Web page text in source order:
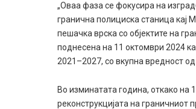
„Оваа фаза се фокусира на
гранична полициска станица кај
пешачка врска со објектите на
поднесена на 11 октомври 2024
2021–2027, со вкупна вредност
Во изминатата година, откако на
реконструкцијата на